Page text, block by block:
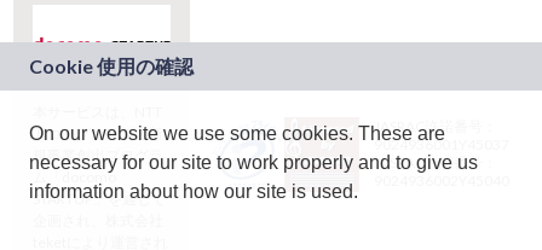
ドコモグループの新
規事業創出プログラ
ム「docomo
STARTUP」を通じて
JASRAC許諾番号：
9024936001Y45037
JASRAC許諾番号：
On our website we use some cookies. These are
necessary for our site to work properly and to give us
information about how our site is used.